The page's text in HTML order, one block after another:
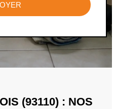
(93110) : NOS